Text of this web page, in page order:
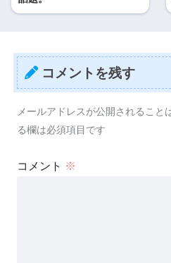
コメントを残す
メールアドレスが公開されること
る欄は必須項目です
コメント ※